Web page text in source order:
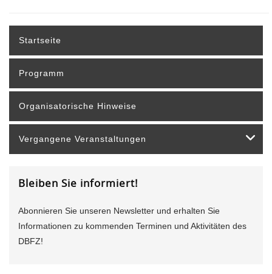
Startseite
Programm
Organisatorische Hinweise
Vergangene Veranstaltungen
Bleiben Sie informiert!
Abonnieren Sie unseren Newsletter und erhalten Sie
Informationen zu kommenden Terminen und Aktivitäten des
DBFZ!